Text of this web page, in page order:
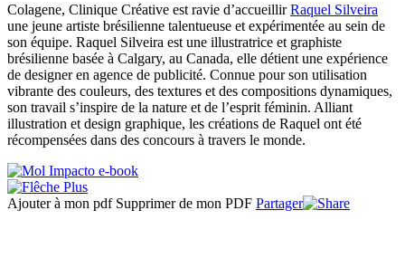
Colagene, Clinique Créative est ravie d’accueillirRaquel Silveira
une jeune artiste brésilienne talentueuse et expérimentée au sein de
son équipe. Raquel Silveira est une illustratrice et graphiste
brésilienne basée à Calgary, au Canada, elle détient une expérience
de designer en agence de publicité. Connue pour son utilisation
vibrante des couleurs, des textures et des compositions dynamiques,
son travail s’inspire de la nature et de l’esprit féminin. Alliant
illustration et design graphique, les créations de Raquel ont été
récompensées dans des concours à travers le monde.
Ajouter à mon pdf Supprimer de mon PDF Partager